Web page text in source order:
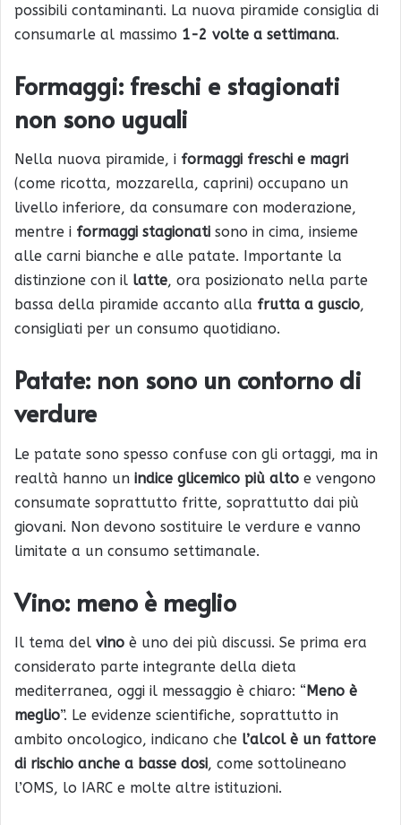
possibili contaminanti. La nuova piramide consiglia di
consumarle al massimo 1-2 volte a settimana.
Formaggi: freschi e stagionati
non sono uguali
Nella nuova piramide, i formaggi freschi e magri
(come ricotta, mozzarella, caprini) occupano un
livello inferiore, da consumare con moderazione,
mentre i formaggi stagionati sono in cima, insieme
alle carni bianche e alle patate. Importante la
distinzione con il latte, ora posizionato nella parte
bassa della piramide accanto alla frutta a guscio,
consigliati per un consumo quotidiano.
Patate: non sono un contorno di
verdure
Le patate sono spesso confuse con gli ortaggi, ma in
realtà hanno un indice glicemico più alto e vengono
consumate soprattutto fritte, soprattutto dai più
giovani. Non devono sostituire le verdure e vanno
limitate a un consumo settimanale.
Vino: meno è meglio
Il tema del vino è uno dei più discussi. Se prima era
considerato parte integrante della dieta
mediterranea, oggi il messaggio è chiaro: “Meno è
meglio”. Le evidenze scientifiche, soprattutto in
ambito oncologico, indicano che l’alcol è un fattore
di rischio anche a basse dosi, come sottolineano
l’OMS, lo IARC e molte altre istituzioni.